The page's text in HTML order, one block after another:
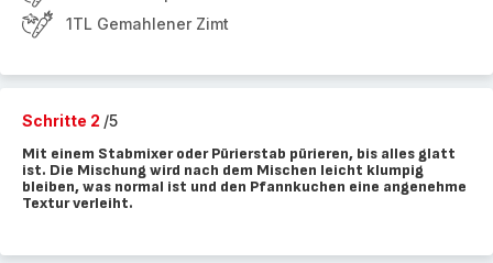
1TL Gemahlener Zimt
Schritte 2 /5
Mit einem Stabmixer oder Pürierstab pürieren, bis alles glatt
ist. Die Mischung wird nach dem Mischen leicht klumpig
bleiben, was normal ist und den Pfannkuchen eine angenehme
Textur verleiht.